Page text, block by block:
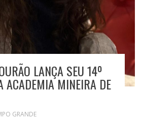
LANÇA SEU 14º
ACADEMIA MINEIRA DE
GRANDE